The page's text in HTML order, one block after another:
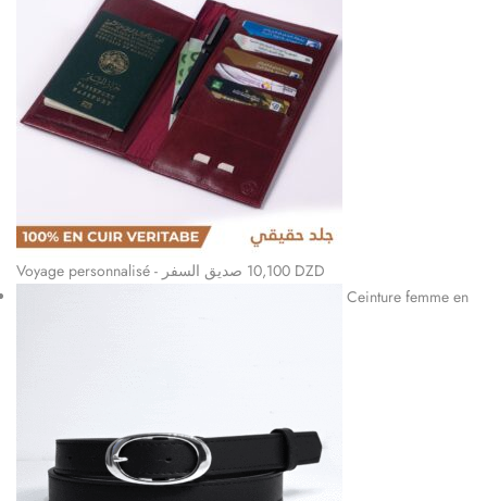
Voyage personnalisé - صديق السفر 10,100 DZD
Ceinture femme en